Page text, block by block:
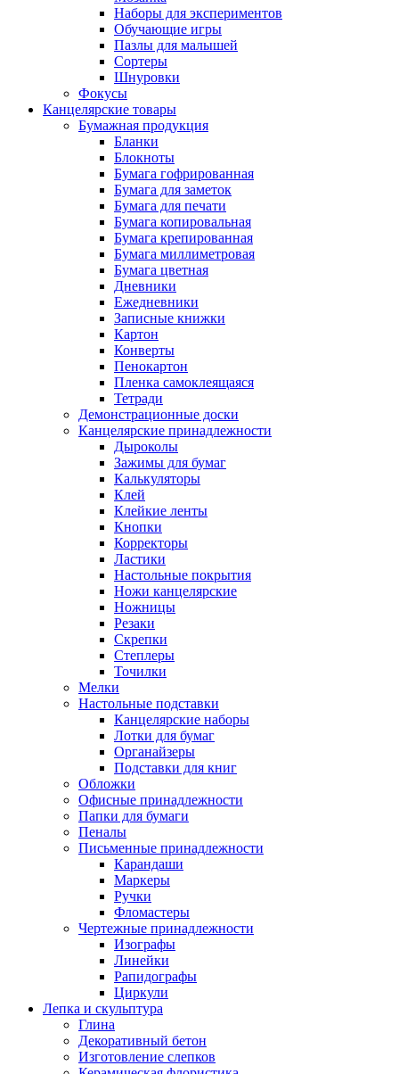
Наборы для экспериментов
Обучающие игры
Пазлы для малышей
Сортеры
Шнуровки
Фокусы
Канцелярские товары
Бумажная продукция
Бланки
Блокноты
Бумага гофрированная
Бумага для заметок
Бумага для печати
Бумага копировальная
Бумага крепированная
Бумага миллиметровая
Бумага цветная
Дневники
Ежедневники
Записные книжки
Картон
Конверты
Пенокартон
Пленка самоклеящаяся
Тетради
Демонстрационные доски
Канцелярские принадлежности
Дыроколы
Зажимы для бумаг
Калькуляторы
Клей
Клейкие ленты
Кнопки
Корректоры
Ластики
Настольные покрытия
Ножи канцелярские
Ножницы
Резаки
Скрепки
Степлеры
Точилки
Мелки
Настольные подставки
Канцелярские наборы
Лотки для бумаг
Органайзеры
Подставки для книг
Обложки
Офисные принадлежности
Папки для бумаги
Пеналы
Письменные принадлежности
Карандаши
Маркеры
Ручки
Фломастеры
Чертежные принадлежности
Изографы
Линейки
Рапидографы
Циркули
Лепка и скульптура
Глина
Декоративный бетон
Изготовление слепков